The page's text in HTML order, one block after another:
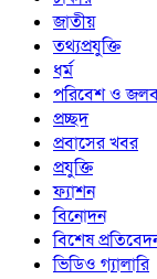
জাতীয়
তথ্যপ্রযুক্তি
ধর্ম
পরিবেশ ও
প্রচ্ছদ
প্রবাসের খবর
প্রযুক্তি
ফ্যাশন
বিনোদন
বিশেষ
ভিডিও গ্যালারি